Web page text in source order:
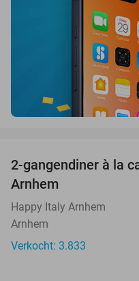
2-gangendiner à la
Arnhem
Happy Italy Arnhem
Arnhem
Verkocht: 3.833